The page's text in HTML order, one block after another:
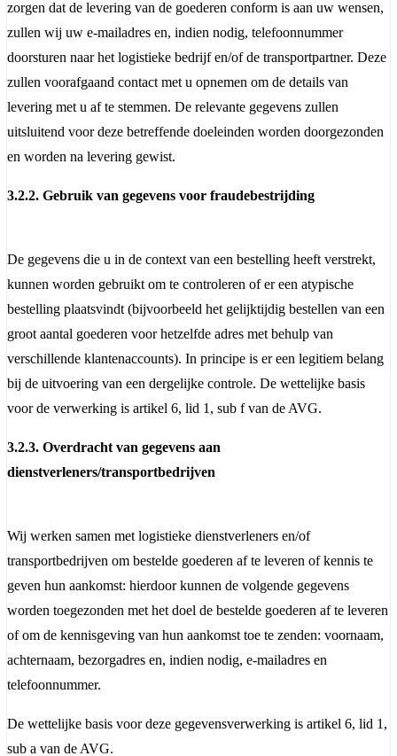
zorgen dat de levering van de goederen conform is aan uw wensen,
zullen wij uw e-mailadres en, indien nodig, telefoonnummer
doorsturen naar het logistieke bedrijf en/of de transportpartner. Deze
zullen voorafgaand contact met u opnemen om de details van
levering met u af te stemmen. De relevante gegevens zullen
uitsluitend voor deze betreffende doeleinden worden doorgezonden
en worden na levering gewist.
3.2.2. Gebruik van gegevens voor fraudebestrijding
De gegevens die u in de context van een bestelling heeft verstrekt,
kunnen worden gebruikt om te controleren of er een atypische
bestelling plaatsvindt (bijvoorbeeld het gelijktijdig bestellen van een
groot aantal goederen voor hetzelfde adres met behulp van
verschillende klantenaccounts). In principe is er een legitiem belang
bij de uitvoering van een dergelijke controle. De wettelijke basis
voor de verwerking is artikel 6, lid 1, sub f van de AVG.
3.2.3. Overdracht van gegevens aan
dienstverleners/transportbedrijven
Wij werken samen met logistieke dienstverleners en/of
transportbedrijven om bestelde goederen af te leveren of kennis te
geven hun aankomst: hierdoor kunnen de volgende gegevens
worden toegezonden met het doel de bestelde goederen af ​​te leveren
of om de kennisgeving van hun aankomst toe te zenden: voornaam,
achternaam, bezorgadres en, indien nodig, e-mailadres en
telefoonnummer.
De wettelijke basis voor deze gegevensverwerking is artikel 6, lid 1,
sub a van de AVG.